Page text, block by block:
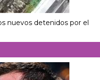
nuevos detenidos por el